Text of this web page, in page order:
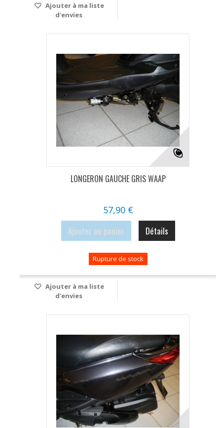
Ajouter à ma liste
d'envies
LONGERON GAUCHE GRIS WAAP
57,90 €
Ajouter au panier Détails
Rupture de stock
Ajouter à ma liste
d'envies